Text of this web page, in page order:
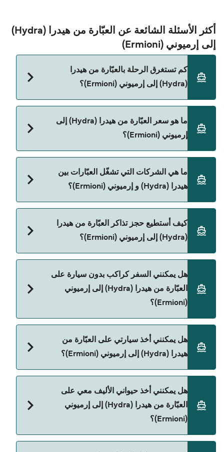
أكثر الأسئلة الشائعة عن العبّارة من هيدرا (Hydra)
إلى إرميوني (Ermioni)
كم تستغرق الرحلة بالعبّارة من هيدرا
(Hydra) إلى إرميوني (Ermioni)؟
(Ermioni) تقريباً 20 دقائق. مدة الإبحار ممكن تختلف
حسب الموسم والشركة، لذلك ننصحك بمراجعة الأوقات
المباشرة باستخدام Direct Ferries Deal Finder.
ما هو سعر العبّارة من هيدرا (Hydra) إلى
إرميوني (Ermioni)؟
ما هي الشركات التي تشغّل العبّارات بين
هيدرا (Hydra) و إرميوني (Ermioni)؟
هيدرا (Hydra) إلى إرميوني (Ermioni).
كيف أستطيع حجز تذاكر العبّارة من هيدرا
(Hydra) إلى إرميوني (Ermioni)؟
صفحة العروض لمعرفة أحدث التخفيضات.
هل يمكنني السفر كراكب بدون سيارة على
العبّارة من هيدرا (Hydra) إلى إرميوني
(Ermioni)؟
إلى إرميوني (Ermioni) مع:
هل يمكنني أخذ سيارتي على العبّارة من
هيدرا (Hydra) إلى إرميوني (Ermioni)؟
نعم، يمكنك السفر مع سيارتك على العبّارة من هيدرا
Blue Star Ferries
هل يمكنني أخذ حيواني الأليف معي على
العبّارة من هيدرا (Hydra) إلى إرميوني
(Ermioni)؟